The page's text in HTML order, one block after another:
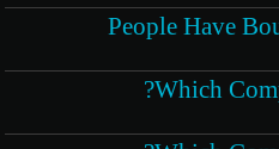
Which